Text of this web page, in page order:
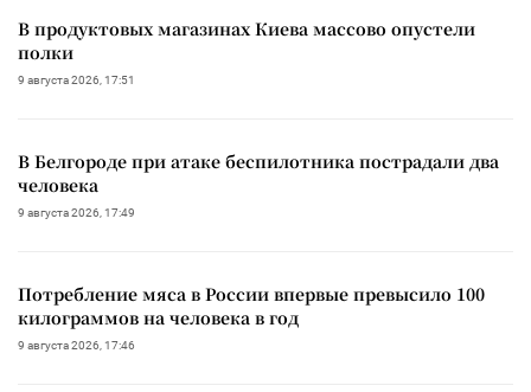
В продуктовых магазинах Киева массово опустели
полки
9 августа 2026, 17:51
В Белгороде при атаке беспилотника пострадали два
человека
9 августа 2026, 17:49
Потребление мяса в России впервые превысило 100
килограммов на человека в год
9 августа 2026, 17:46